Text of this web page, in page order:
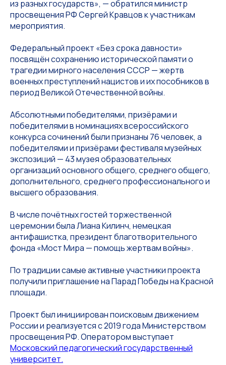
из разных государств», — обратился министр
просвещения РФ Сергей Кравцов к участникам
мероприятия.
Федеральный проект «Без срока давности»
посвящён сохранению исторической памяти о
трагедии мирного населения СССР — жертв
военных преступлений нацистов и их пособников в
период Великой Отечественной войны.
Абсолютными победителями, призёрами и
победителями в номинациях всероссийского
конкурса сочинений были признаны 76 человек, а
победителями и призёрами фестиваля музейных
экспозиций — 43 музея образовательных
организаций основного общего, среднего общего,
дополнительного, среднего профессионального и
высшего образования.
В числе почётных гостей торжественной
церемонии была Лиана Килинч, немецкая
антифашистка, президент благотворительного
фонда «Мост Мира — помощь жертвам войны».
По традиции самые активные участники проекта
получили приглашение на Парад Победы на Красной
площади.
Проект был инициирован поисковым движением
России и реализуется с 2019 года Министерством
просвещения РФ. Оператором выступает
Московский педагогический государственный
университет.